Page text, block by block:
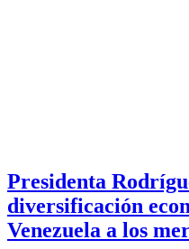
Presidenta
diversificación
Venezuela a los